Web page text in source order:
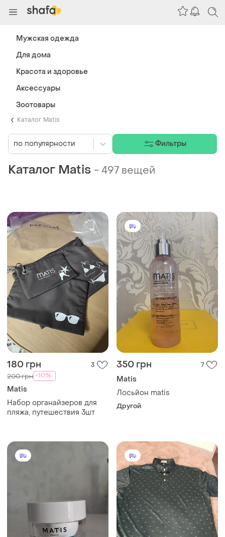
Каталог Matis
Каталог Matis -497 вещей
180 грн 3
200 грн -10%
Matis
Набор органайзеров для
пляжа, путешествия 3шт
350 грн 7
Matis
Лосьйон matis
Другой
по популярности Фильтры
Мужская одежда
Для дома
Красота и здоровье
Аксессуары
Зоотовары